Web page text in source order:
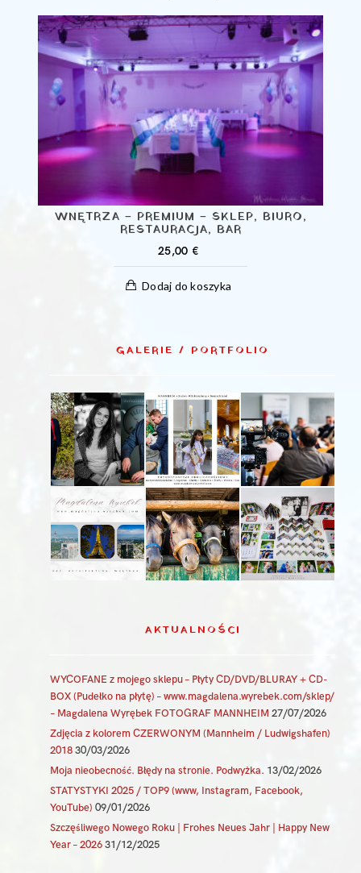
WNĘTRZA – PREMIUM – SKLEP, BIURO,
RESTAURACJA, BAR
25,00 €
Dodaj do koszyka
GALERIE / PORTFOLIO
AKTUALNOŚCI
WYCOFANE z mojego sklepu – Płyty CD/DVD/BLURAY + CD-
BOX (Pudełko na płytę) – www.magdalena.wyrebek.com/sklep/
– Magdalena Wyrębek FOTOGRAF MANNHEIM 27/07/2026
Zdjęcia z kolorem CZERWONYM (Mannheim / Ludwigshafen)
2018 30/03/2026
Moja nieobecność. Błędy na stronie. Podwyżka. 13/02/2026
STATYSTYKI 2025 / TOP9 (www, Instagram, Facebook,
YouTube) 09/01/2026
Szczęśliwego Nowego Roku | Frohes Neues Jahr | Happy New
Year – 2026 31/12/2025